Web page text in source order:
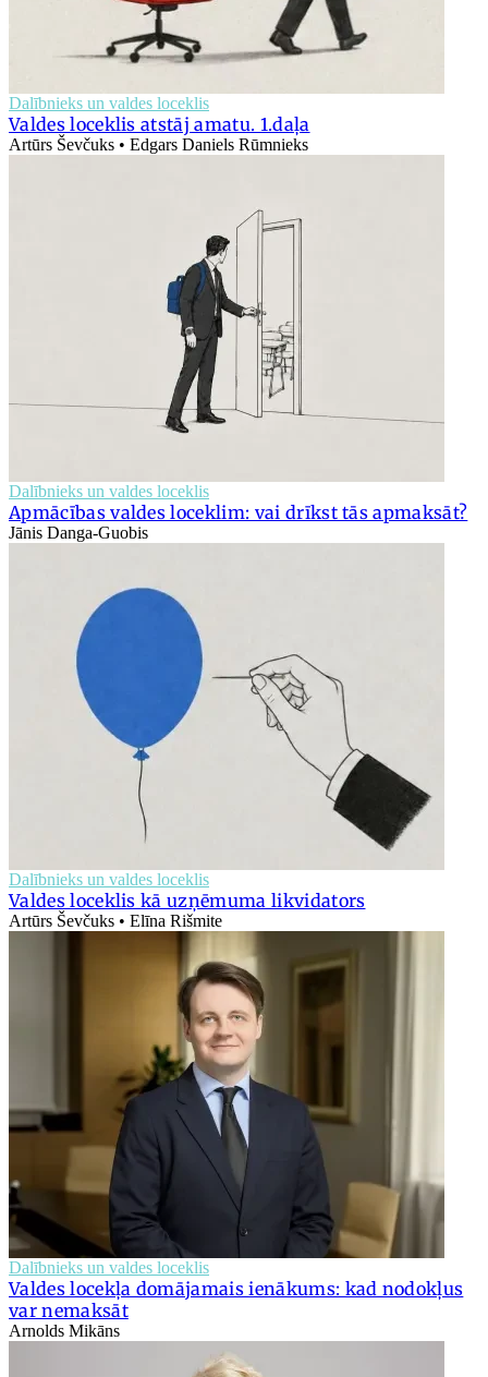
Dalībnieks un valdes loceklis
Valdes loceklis atstāj amatu. 1.daļa
Artūrs Ševčuks • Edgars Daniels Rūmnieks
Dalībnieks un valdes loceklis
Apmācības valdes loceklim: vai drīkst tās apmaksāt?
Jānis Danga-Guobis
Dalībnieks un valdes loceklis
Valdes loceklis kā uzņēmuma likvidators
Artūrs Ševčuks • Elīna Rišmite
Dalībnieks un valdes loceklis
Valdes locekļa domājamais ienākums: kad nodokļus
var nemaksāt
Arnolds Mikāns